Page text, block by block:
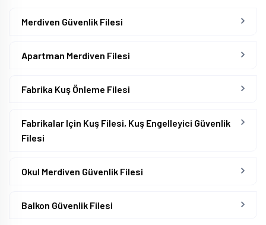
Merdiven Güvenlik Filesi
Apartman Merdiven Filesi
Fabrika Kuş Önleme Filesi
Fabrikalar Için Kuş Filesi, Kuş Engelleyici Güvenlik
Filesi
Okul Merdiven Güvenlik Filesi
Balkon Güvenlik Filesi